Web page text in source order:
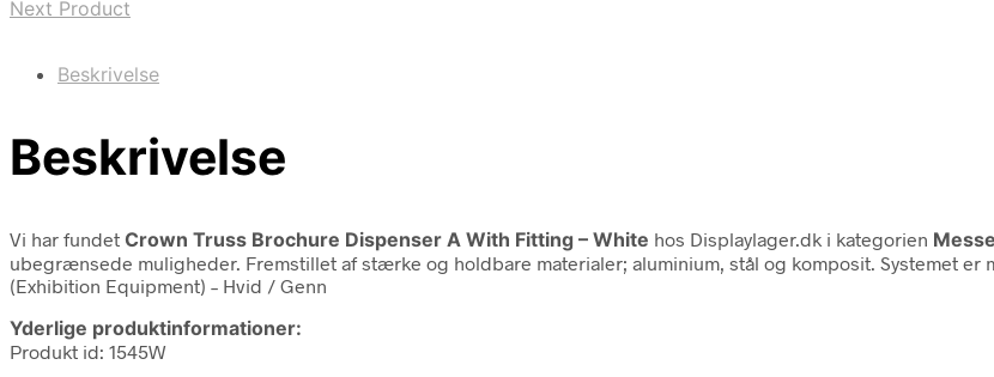
Next Product
Beskrivelse
Beskrivelse
Vi har fundet Crown Truss Brochure Dispenser A With Fitting – White hos Displaylager.dk i kategorien
ubegrænsede muligheder. Fremstillet af stærke og holdbare materialer; aluminium, stål og komposit. Systemet er
(Exhibition Equipment) – Hvid / Genn
Yderlige produktinformationer:
Produkt id: 1545W